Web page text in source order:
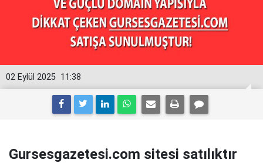
11:38
02 Eylül 2025
Gursesgazetesi.com sitesi satılıktır